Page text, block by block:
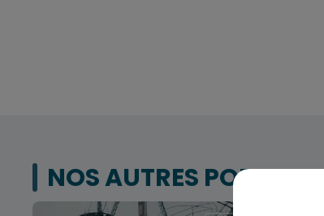
NOS AUTRES